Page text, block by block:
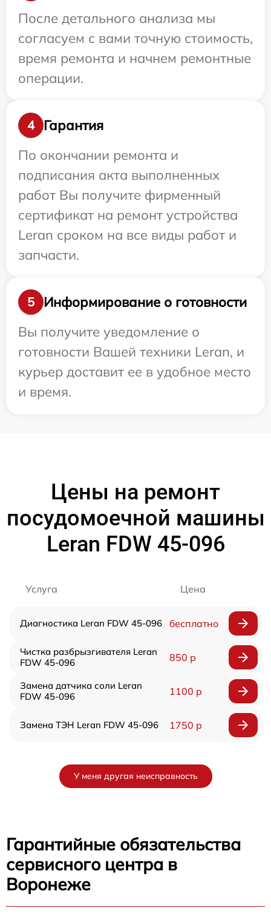
После детального анализа мы
согласуем с вами точную стоимость,
время ремонта и начнем ремонтные
операции.
4
Гарантия
По окончании ремонта и
подписания акта выполненных
работ Вы получите фирменный
сертификат на ремонт устройства
Leran сроком на все виды работ и
запчасти.
5
Информирование о готовности
Вы получите уведомление о
готовности Вашей техники Leran, и
курьер доставит ее в удобное место
и время.
Цены на ремонт
посудомоечной машины
Leran FDW 45-096
Услуга Цена
Диагностика Leran FDW 45-096 бесплатно
Чистка разбрызгивателя Leran
FDW 45-096
850 р
Замена датчика соли Leran
FDW 45-096
1100 р
Замена ТЭН Leran FDW 45-096 1750 р
У меня другая неисправность
Гарантийные обязательства
сервисного центра в
Воронеже